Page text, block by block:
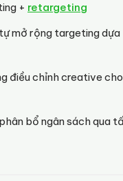
+ retargeting
mở rộng targeting dựa
điều chỉnh creative
bổ ngân sách qua